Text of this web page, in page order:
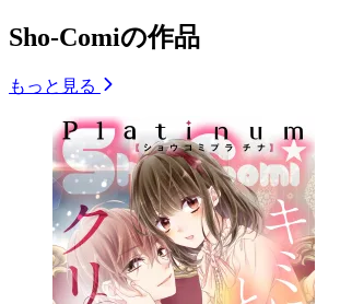
Sho-Comiの作品
もっと見る